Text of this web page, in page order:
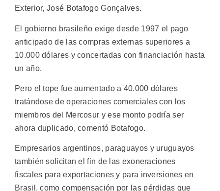
Exterior, José Botafogo Gonçalves.
El gobierno brasileño exige desde 1997 el pago
anticipado de las compras externas superiores a
10.000 dólares y concertadas con financiación hasta
un año.
Pero el tope fue aumentado a 40.000 dólares
tratándose de operaciones comerciales con los
miembros del Mercosur y ese monto podría ser
ahora duplicado, comentó Botafogo.
Empresarios argentinos, paraguayos y uruguayos
también solicitan el fin de las exoneraciones
fiscales para exportaciones y para inversiones en
Brasil, como compensación por las pérdidas que